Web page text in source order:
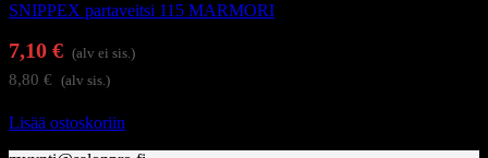
SNIPPEX partaveitsi 115 MARMORI
7,10 € (alv ei sis.)
8,80 € (alv sis.)
Lisää ostoskoriin